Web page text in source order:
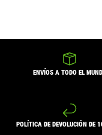
ENVÍOS A TODO EL
POLÍTICA DE DEVOLUCIÓN DE